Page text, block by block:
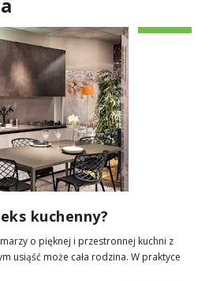
kuchenny?
o pięknej i przestronnej kuchni z
usiąść może cała rodzina. W praktyce